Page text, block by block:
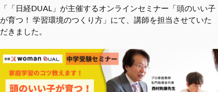
「「日経DUAL」が主催するオンラインセミナー「頭のいい子
が育つ！ 学習環境のつくり方」にて、講師を担当させていた
だきました。